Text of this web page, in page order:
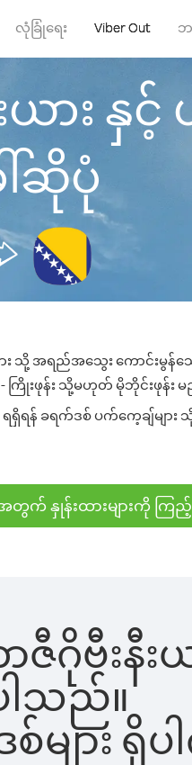
လုံခြုံရေး Viber Out ဘ
ား နှင့်
ါ်ဆိုပုံ
း သို့ အရည်အသွေး ကောင်းမွန်
- ကြိုးဖုန်း သို့မဟုတ် မိုဘိုင်းဖုန်
ရရှိရန် ခရက်ဒစ် ပက်ကေ့ချ်မ
တွက် နှုန်းထားများကို ကြည့်
ဇီဂိုဗီးနီး
သည်။
များ